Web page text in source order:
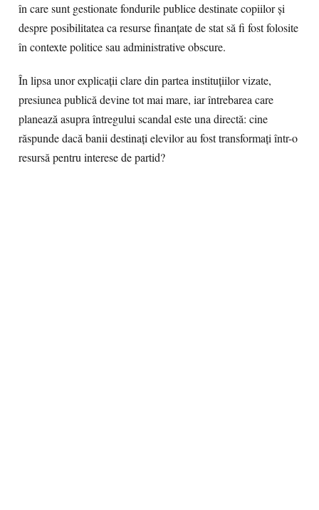
în care sunt gestionate fondurile publice destinate copiilor și
despre posibilitatea ca resurse finanțate de stat să fi fost folosite
în contexte politice sau administrative obscure.
În lipsa unor explicații clare din partea instituțiilor vizate,
presiunea publică devine tot mai mare, iar întrebarea care
planează asupra întregului scandal este una directă: cine
răspunde dacă banii destinați elevilor au fost transformați într-o
resursă pentru interese de partid?